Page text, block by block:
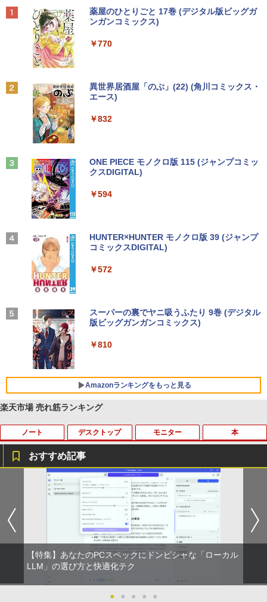
Anker Soundcore P40i オフホワイト
Anker Soundcore P31i ホワイト
Anker Soundcore Liberty 5 ミッドナイトブ
ラック
￥14,990
【2026年アップグレード版】AOKIMI ワイヤ
レスイヤホン bluetooth イヤホン V12 小型
るーとゅーす コードレス ENCノイズキャン
￥2,599
リング ANC 36時間再生
￥3,480
BRUCE WAYNE feat. Flo Milli, ATL Jacob
[Explicit]
￥250
BRUCE WAYNE feat. Flo Milli, ATL Jacob
[Explicit]
￥250
On My Road (Stadium ver.)
On My Road (Stadium ver.)
BUGS LIFE
【Amazon.co.jp限定】 い・ろ・は・す 2L P
ET ラベルレス ×8本
￥1,112
by Amazon 天然水 ラベルレス 500ml ×24本
富士山の天然水 バナジウム含有 水 ミネラル
ットル (Smart Basic)
by Amazon 天然水ラベルレス 2L×9本
￥1,117
by Amazon 炭酸水 ラベルレス 500ml ×24本
art Basic)
コカ・コーラ やかんの麦茶 from 爽健美茶 ラ
薬屋のひとりごと 17巻 (デジタル版ビッグガ
ンガンコミックス)
￥770
異世界居酒屋「のぶ」(22) (角川コミックス・
エース)
￥832
ONE PIECE モノクロ版 115 (ジャンプコミッ
クスDIGITAL)
￥594
HUNTER×HUNTER モノクロ版 39 (ジャンプ
コミックスDIGITAL)
￥572
スーパーの裏でヤニ吸うふたり 9巻 (デジタル
版ビッグガンガンコミックス)
￥810
Amazonランキングをもっと見る
楽天市場 売れ筋ランキング
ノート デスクトップ モニター 本
数学 大学入試問題解答集 2026 国公立大
編
￥5,665
町人Aは悪役令嬢をどうしても救いた
店共通特典イラスト付】 【電子書籍】[
目黒三吉 ]
おすすめ記事
【特集】あなたのPCスペックにドンピシャな「ローカル
LLM」の選び方と快適化テク
● ● ● ● ●